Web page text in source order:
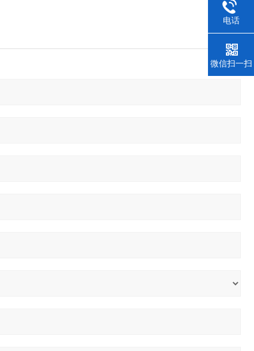
电话
微信扫一扫